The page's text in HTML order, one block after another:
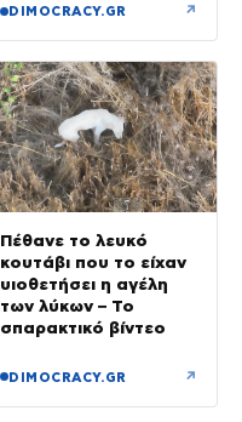
DIMOCRACY.GR ↗
Πέθανε το λευκό
κουτάβι που το είχαν
υιοθετήσει η αγέλη
των λύκων – Το
σπαρακτικό βίντεο
DIMOCRACY.GR ↗